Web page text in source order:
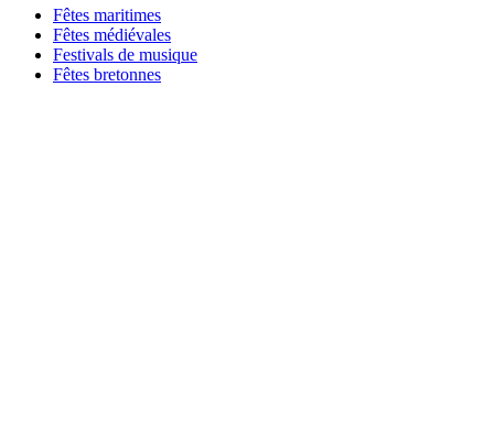
Fêtes maritimes
Fêtes médiévales
Festivals de musique
Fêtes bretonnes